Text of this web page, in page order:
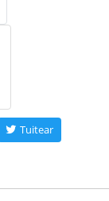
Tuitear